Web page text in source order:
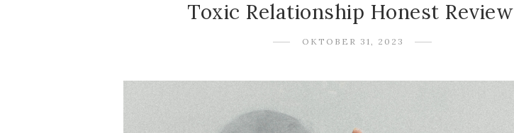
Toxic Relationship Honest Review
OKTOBER 31, 2023